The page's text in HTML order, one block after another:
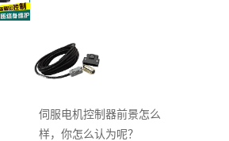
伺服电机控制器前景怎么
样，你怎么认为呢？